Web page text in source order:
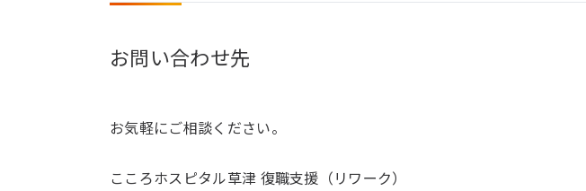
お問い合わせ先
お気軽にご相談ください。
こころホスピタル草津 復職支援（リワーク）